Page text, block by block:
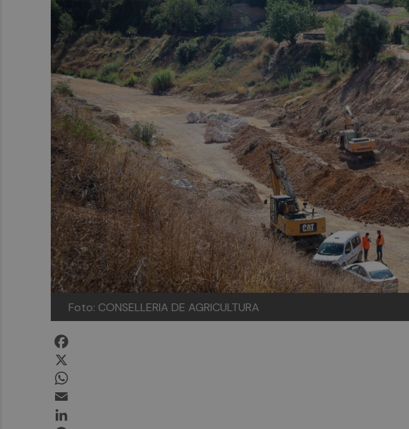
Foto: CONSELLERIA DE AGRICULTURA